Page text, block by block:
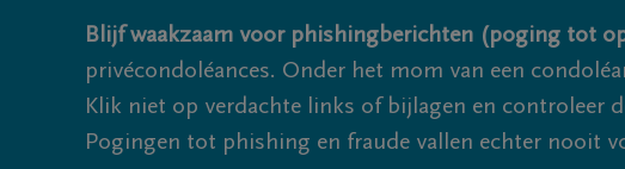
Blijf waakzaam voor phishingberichten (poging tot
privécondoléances. Onder het mom van een
Klik niet op verdachte links of bijlagen en controleer
Pogingen tot phishing en fraude vallen echter nooit